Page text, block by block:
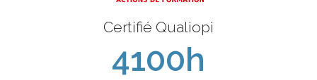
Certifié Qualiopi
4100h